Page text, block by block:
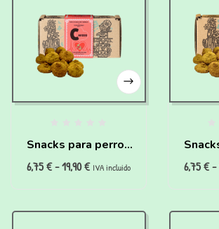
Snacks para perros
con problemas
(200g)
6,75€-19,90€ IVA incluido
con
6,75€-